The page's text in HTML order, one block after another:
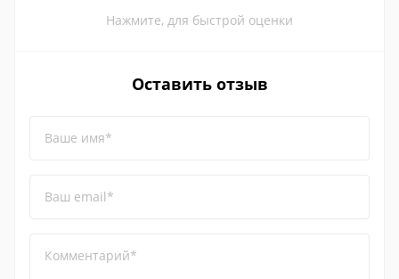
Нажмите, для быстрой оценки
Оставить отзыв
Ваше имя*
Ваш email*
Комментарий*